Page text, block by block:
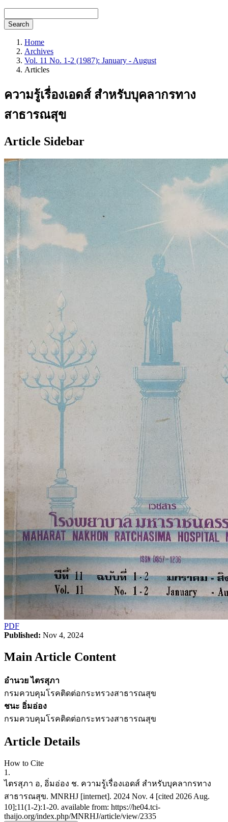
Search
Home
Archives
Vol. 11 No. 1-2 (1987): January - August
Articles
ความรู้เรื่องเอดส์ สำหรับบุคลากรทาง
สาธารณสุข
Article Sidebar
PDF
Published: Nov 4, 2024
Main Article Content
อำนวย ไตรสุภา
กรมควบคุมโรคติดต่อกระทรวงสาธารณสุข
ชนะ อิ่มอ่อง
กรมควบคุมโรคติดต่อกระทรวงสาธารณสุข
Article Details
How to Cite
1.
ไตรสุภา อ, อิ่มอ่อง ช. ความรู้เรื่องเอดส์ สำหรับบุคลากรทาง
สาธารณสุข. MNRHJ [internet]. 2024 Nov. 4 [cited 2026 Aug.
10];11(1-2):1-20. available from: https://he04.tci-
thaijo.org/index.php/MNRHJ/article/view/2335